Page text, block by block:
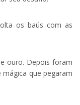
os baús com as
ouro. Depois foram
que pegaram